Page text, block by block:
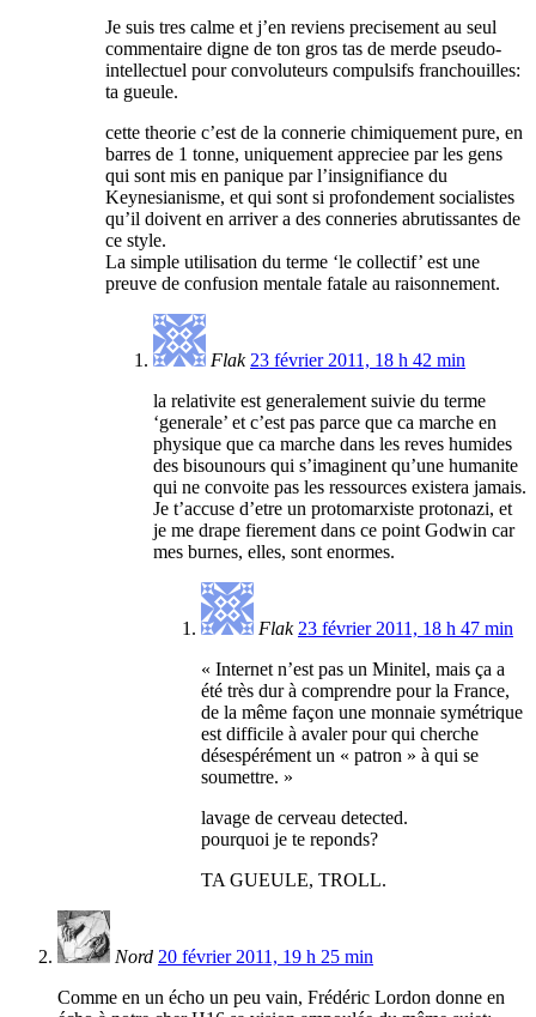
Je suis tres calme et j’en reviens precisement au seul
commentaire digne de ton gros tas de merde pseudo-
intellectuel pour convoluteurs compulsifs franchouilles:
ta gueule.
cette theorie c’est de la connerie chimiquement pure, en
barres de 1 tonne, uniquement appreciee par les gens
qui sont mis en panique par l’insignifiance du
Keynesianisme, et qui sont si profondement socialistes
qu’il doivent en arriver a des conneries abrutissantes de
ce style.
La simple utilisation du terme ‘le collectif’ est une
preuve de confusion mentale fatale au raisonnement.
Flak 23 février 2011, 18 h 42 min
la relativite est generalement suivie du terme
‘generale’ et c’est pas parce que ca marche en
physique que ca marche dans les reves humides
des bisounours qui s’imaginent qu’une humanite
qui ne convoite pas les ressources existera jamais.
Je t’accuse d’etre un protomarxiste protonazi, et
je me drape fierement dans ce point Godwin car
mes burnes, elles, sont enormes.
Flak 23 février 2011, 18 h 47 min
« Internet n’est pas un Minitel, mais ça a
été très dur à comprendre pour la France,
de la même façon une monnaie symétrique
est difficile à avaler pour qui cherche
désespérément un « patron » à qui se
soumettre. »
lavage de cerveau detected.
pourquoi je te reponds?
TA GUEULE, TROLL.
Nord 20 février 2011, 19 h 25 min
Comme en un écho un peu vain, Frédéric Lordon donne en